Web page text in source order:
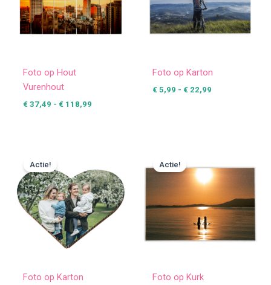
Foto op Hout
Vurenhout
€37,49 - €118,99
Foto op Karton
€5,99 - €22,99
Actie!
Foto op Karton
tot
€ 20,99
Actie!
Foto op Kurk
tot